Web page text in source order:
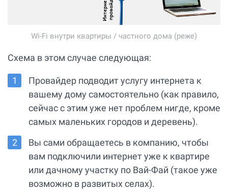
Wi-Fi внутри квартиры / частного дома (реже)
Схема в этом случае следующая:
Провайдер подводит услугу интернета к
вашему дому самостоятельно (как правило,
сейчас с этим уже нет проблем нигде, кроме
самых маленьких городов и деревень).
Вы сами обращаетесь в компанию, чтобы
вам подключили интернет уже к квартире
или дачному участку по Вай-Фай (такое уже
возможно в развитых селах).